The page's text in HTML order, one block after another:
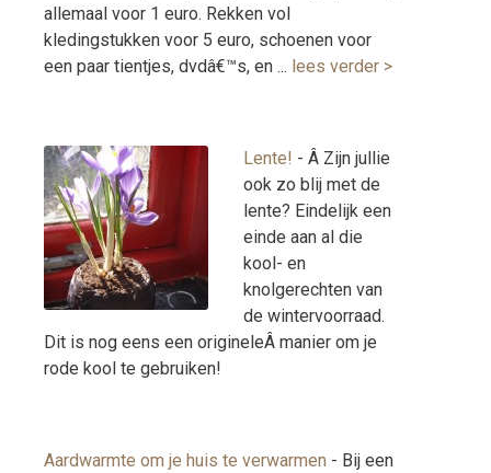
allemaal voor 1 euro. Rekken vol
kledingstukken voor 5 euro, schoenen voor
een paar tientjes, dvdâ€™s, en ... lees verder >
Lente! - Â Zijn jullie
ook zo blij met de
lente? Eindelijk een
einde aan al die
kool- en
knolgerechten van
de wintervoorraad.
Dit is nog eens een origineleÂ manier om je
rode kool te gebruiken!
Aardwarmte om je huis te verwarmen - Bij een